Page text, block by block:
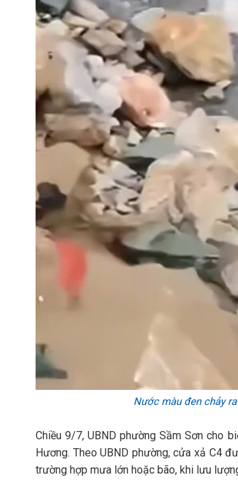
Nước màu đen chảy
Chiều 9/7, UBND phường Sầm Sơn cho
Hương. Theo UBND phường, cửa xả C4
trường hợp mưa lớn hoặc bão, khi lưu